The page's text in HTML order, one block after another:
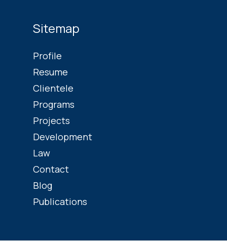
Sitemap
Profile
Resume
Clientele
Programs
Projects
Development
Law
Contact
Blog
Publications